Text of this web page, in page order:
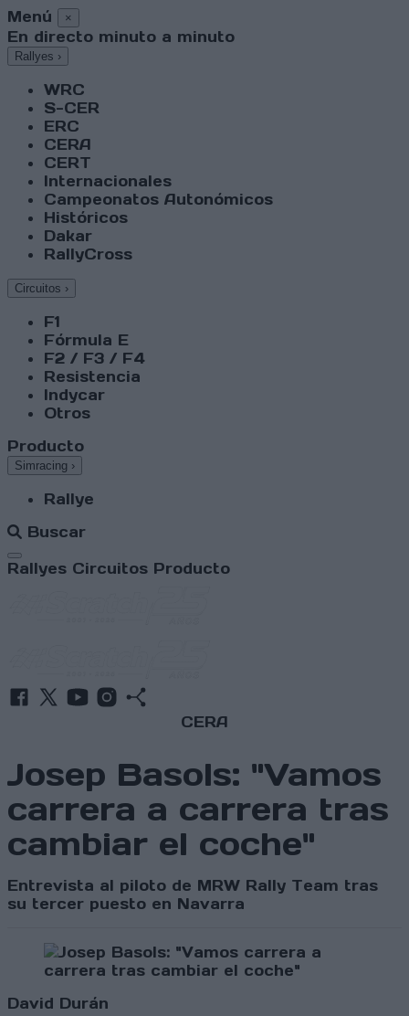
Menú ×
En directo minuto a minuto
Rallyes ›
WRC
S-CER
ERC
CERA
CERT
Internacionales
Campeonatos Autonómicos
Históricos
Dakar
RallyCross
Circuitos ›
F1
Fórmula E
F2 / F3 / F4
Resistencia
Indycar
Otros
Producto
Simracing ›
Rallye
Buscar
Abrir menú
Rallyes Circuitos Producto
CERA
Josep Basols: "Vamos
carrera a carrera tras
cambiar el coche"
Entrevista al piloto de MRW Rally Team tras
su tercer puesto en Navarra
David Durán